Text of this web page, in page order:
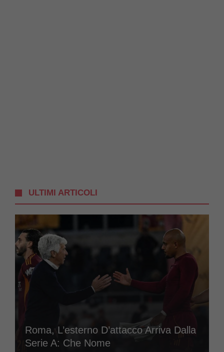
ULTIMI ARTICOLI
Roma, L’esterno D’attacco Arriva Dalla
Serie A: Che Nome